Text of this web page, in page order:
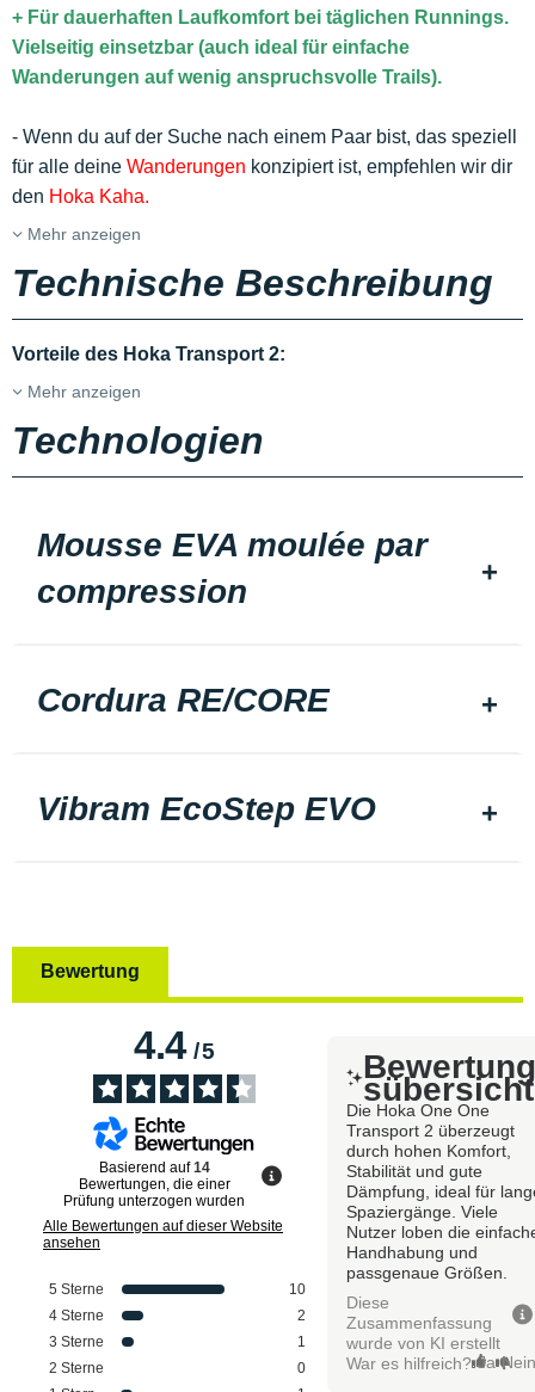
+ Für dauerhaften Laufkomfort bei täglichen Runnings.
Vielseitig einsetzbar (auch ideal für einfache
Wanderungen auf wenig anspruchsvolle Trails).
- Wenn du auf der Suche nach einem Paar bist, das speziell
für alle deine Wanderungen konzipiert ist, empfehlen wir dir
den Hoka Kaha.
Mehr anzeigen
Technische Beschreibung
Vorteile des Hoka Transport 2:
Mehr anzeigen
Technologien
Mousse EVA moulée par
compression
Cordura RE/CORE
Vibram EcoStep EVO
Bewertung
4.4/5
Basierend auf14
Bewertungen, die einer
Prüfung unterzogen wurden
Alle Bewertungen auf dieser Website
ansehen
5 Sterne
10
4 Sterne
2
3 Sterne
1
2 Sterne
0
sübersicht
Die Hoka One One
Transport 2 überzeugt
durch hohen Komfort,
Stabilität und gute
Dämpfung, ideal für
Spaziergänge. Viele
Nutzer loben die
Handhabung und
passgenaue Größen.
Diese
Zusammenfassung
wurde von KI erstellt
War es hilfreich? Ja